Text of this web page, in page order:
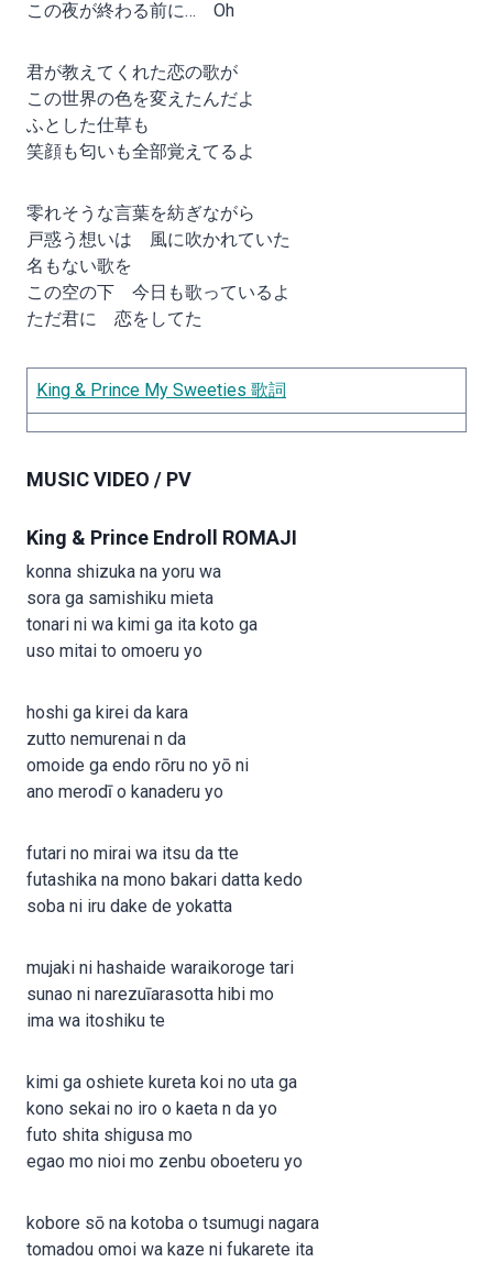
この夜が終わる前に… Oh
君が教えてくれた恋の歌が
この世界の色を変えたんだよ
ふとした仕草も
笑顔も匂いも全部覚えてるよ
零れそうな言葉を紡ぎながら
戸惑う想いは 風に吹かれていた
名もない歌を
この空の下 今日も歌っているよ
ただ君に 恋をしてた
King & Prince My Sweeties 歌詞
MUSIC VIDEO / PV
King & Prince Endroll ROMAJI
konna shizuka na yoru wa
sora ga samishiku mieta
tonari ni wa kimi ga ita koto ga
uso mitai to omoeru yo
hoshi ga kirei da kara
zutto nemurenai n da
omoide ga endo rōru no yō ni
ano merodī o kanaderu yo
futari no mirai wa itsu da tte
futashika na mono bakari datta kedo
soba ni iru dake de yokatta
mujaki ni hashaide waraikoroge tari
sunao ni narezuīarasotta hibi mo
ima wa itoshiku te
kimi ga oshiete kureta koi no uta ga
kono sekai no iro o kaeta n da yo
futo shita shigusa mo
egao mo nioi mo zenbu oboeteru yo
kobore sō na kotoba o tsumugi nagara
tomadou omoi wa kaze ni fukarete ita